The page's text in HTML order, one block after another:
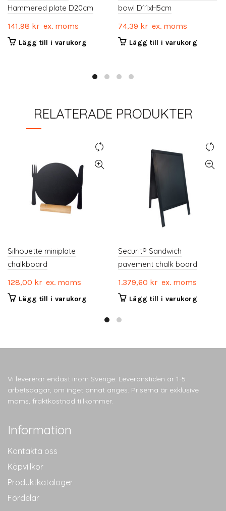
Hammered plate D20cm
141,98 kr ex. moms
Lägg till i varukorg
bowl D11xH5cm
74,39 kr ex. moms
Lägg till i varukorg
RELATERADE PRODUKTER
Silhouette miniplate
chalkboard
128,00 kr ex. moms
Lägg till i varukorg
Securit® Sandwich
pavement chalk board
1.379,60 kr ex. moms
Lägg till i varukorg
Vi levererar endast inom Sverige. Leveranstiden är 1-5
arbetsdagar, om inget annat anges. Priserna är exklusive
moms, fraktkostnad tillkommer.
Information
Kontakta oss
Köpvillkor
Produktkataloger
Fördelar